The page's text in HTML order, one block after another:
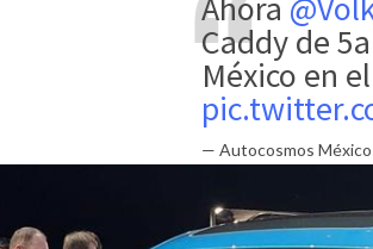
Caddy de
México en
— Autocosmos